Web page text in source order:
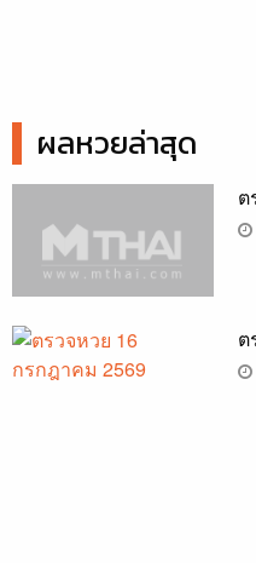
ผลหวยล่าสุด
ต
ต